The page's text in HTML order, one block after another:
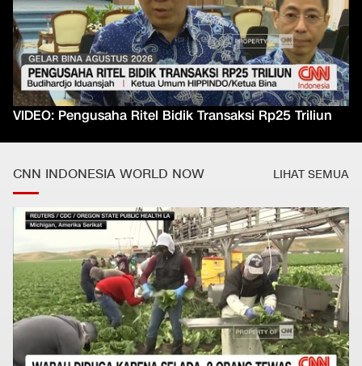
VIDEO: Pengusaha Ritel Bidik Transaksi Rp25 Triliun
CNN INDONESIA WORLD NOW LIHAT SEMUA